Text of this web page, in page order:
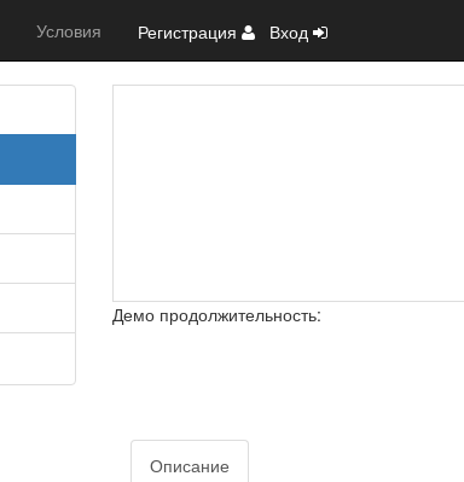
Условия Регистрация Вход
Демо продолжительность:
Описание